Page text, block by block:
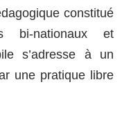
constitué
bi-nationaux et
s’adresse à un
une pratique libre